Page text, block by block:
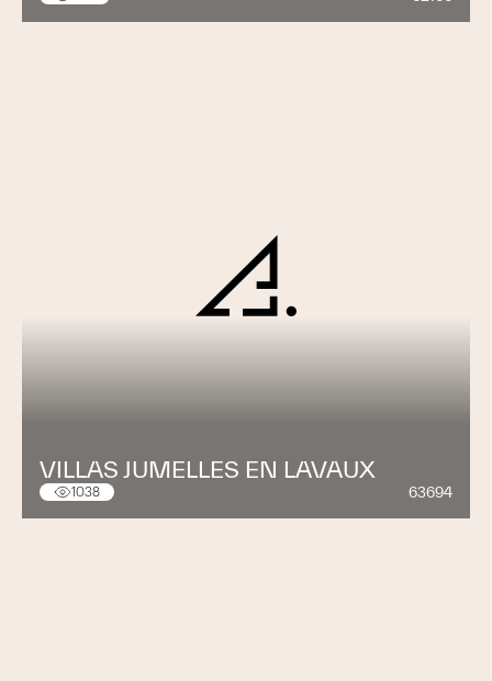
VILLAS JUMELLES EN LAVAUX
1038 63694